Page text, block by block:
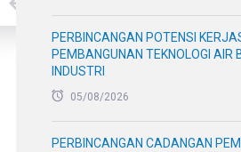
PERBINCANGAN POTENSI
PEMBANGUNAN TEKNOLOGI AIR
INDUSTRI
05/08/2026
PERBINCANGAN CADANGAN